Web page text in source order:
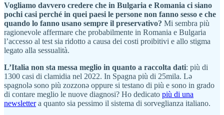
Vogliamo davvero credere che in Bulgaria e Romania ci siano
pochi casi perché in quei paesi le persone non fanno sesso e che
quando lo fanno usano sempre il preservativo? Mi sembra più
ragionevole affermare che probabilmente in Romania e Bulgaria
l’accesso al test sia ridotto a causa dei costi proibitivi e allo stigma
legato alla sessualità.
L’Italia non sta messa meglio in quanto a raccolta dati: più di
1300 casi di clamidia nel 2022. In Spagna più di 25mila. Lə
spagnolə sono più zozzonə oppure si testano di più e sono in grado
di contare meglio le nuove diagnosi? Ho dedicato più di una
newslettera quanto sia pessimo il sistema di sorveglianza italiano.